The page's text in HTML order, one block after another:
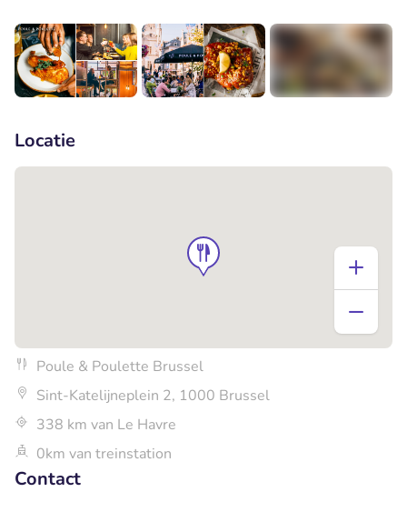
Locatie
Poule & Poulette Brussel
Sint-Katelijneplein 2, 1000 Brussel
338 km van Le Havre
0km van treinstation
Contact